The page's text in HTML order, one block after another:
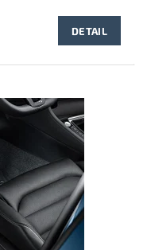
DETAIL